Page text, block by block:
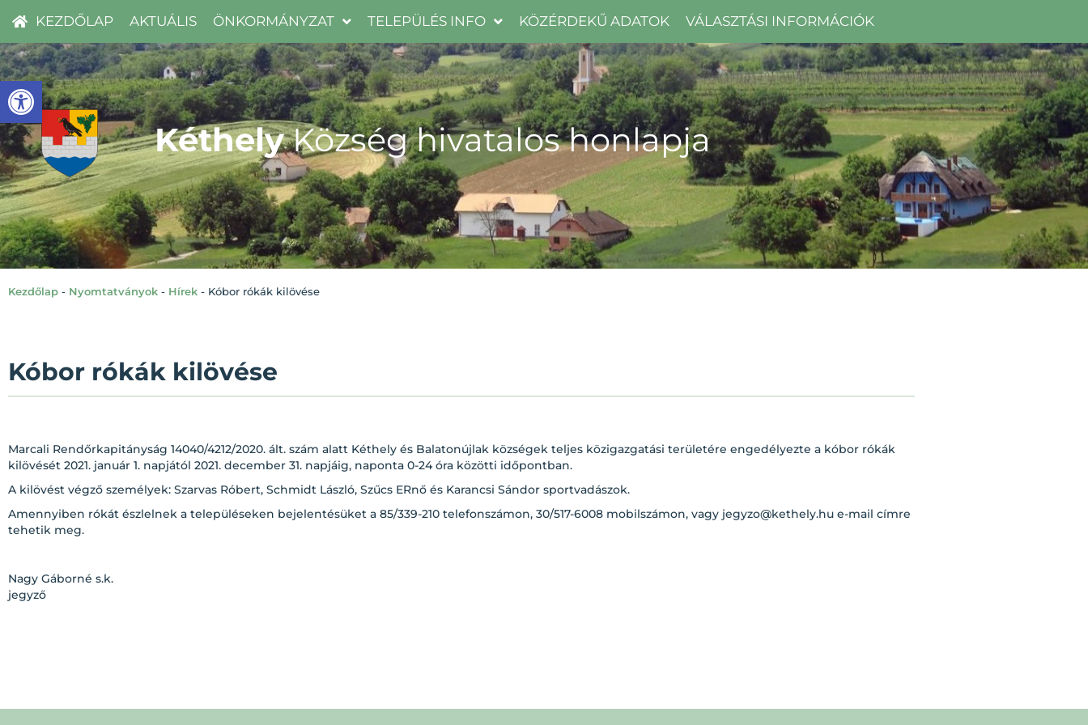
Eszköztár megnyitása
KEZDŐLAP AKTUÁLIS ÖNKORMÁNYZAT TELEPÜLÉS INFO KÖZÉRDEKŰ ADATOK VÁLASZTÁSI INFORMÁCIÓK
Kéthely Község hivatalos honlapja
Kezdőlap - Nyomtatványok - Hírek - Kóbor rókák kilövése
Kóbor rókák kilövése
Marcali Rendőrkapitányság 14040/4212/2020. ált. szám alatt Kéthely és Balatonújlak községek teljes közigazgatási területére engedélyezte a kóbor rókák
kilövését 2021. január 1. napjától 2021. december 31. napjáig, naponta 0-24 óra közötti időpontban.
A kilövést végző személyek: Szarvas Róbert, Schmidt László, Szűcs ERnő és Karancsi Sándor sportvadászok.
Amennyiben rókát észlelnek a településeken bejelentésüket a 85/339-210 telefonszámon, 30/517-6008 mobilszámon, vagy jegyzo@kethely.hu e-mail címre
tehetik meg.
Nagy Gáborné s.k.
jegyző